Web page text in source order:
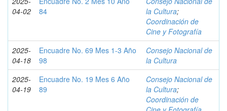
04-02
84
la Cultura;
Coordinación de
Cine y Fotografía
2025-
04-18
Encuadre No. 69 Mes 1-3 Año
98
Consejo Nacional de
la Cultura
2025-
04-19
Encuadre No. 19 Mes 6 Año
89
Consejo Nacional de
la Cultura;
Coordinación de